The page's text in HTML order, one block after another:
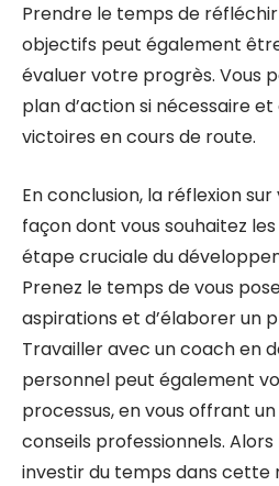
Prendre le temps de
objectifs peut également
évaluer votre progrès. Vous
plan d’action si nécessaire
victoires en cours de route.
En conclusion, la réflexion
façon dont vous souhaitez
étape cruciale du
Prenez le temps de vous
aspirations et d’élaborer un
Travailler avec un coach en
personnel peut également
processus, en vous offrant
conseils professionnels. Alors
investir du temps dans cette